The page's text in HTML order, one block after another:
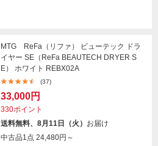
MTG ReFa（リファ） ビューテック ドラ
イヤー SE（ReFa BEAUTECH DRYER S
E） ホワイト REBX02A
(37)
33,000円
330ポイント
送料無料、8月11日（火） お届け
中古品1点 24,480円～